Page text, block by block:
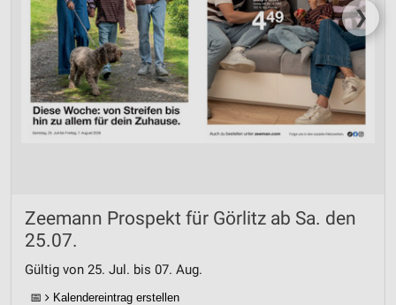
❯
Zeemann Prospekt für Görlitz ab Sa. den
25.07.
Gültig von 25. Jul. bis 07. Aug.
📅 Kalendereintrag erstellen